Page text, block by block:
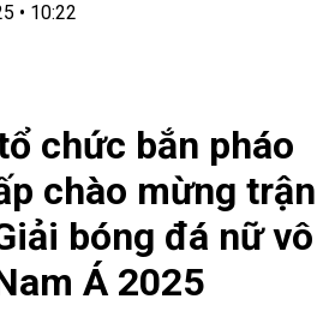
• 10:22
chức bắn pháo
chào mừng trận
bóng đá nữ vô
Á 2025